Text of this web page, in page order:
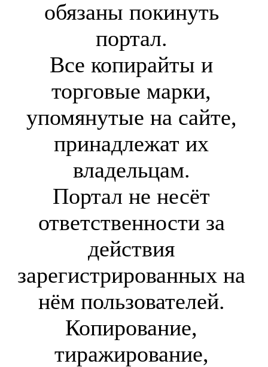
обязаны покинуть
портал.
Все копирайты и
торговые марки,
упомянутые на сайте,
принадлежат их
владельцам.
Портал не несёт
ответственности за
действия
зарегистрированных на
нём пользователей.
Копирование,
тиражирование,